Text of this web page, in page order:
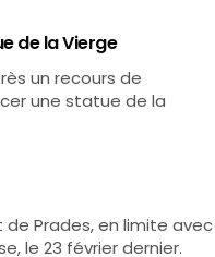
de la Vierge
un recours de
une statue de la
de Prades, en limite avec
le 23 février dernier.